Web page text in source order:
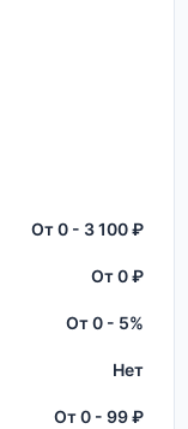
От 0 - 3 100 ₽
От 0 ₽
От 0 - 5%
Нет
От 0 - 99 ₽